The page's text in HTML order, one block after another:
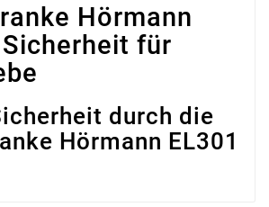
Hörmann
für
durch die
Hörmann EL301
Hörmann EL301 sorgt für